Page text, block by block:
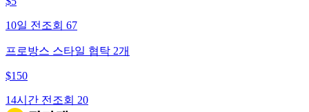
10일 전 조회 67
프로방스 스타일 협탁 2개
$150
14시간 전 조회 20